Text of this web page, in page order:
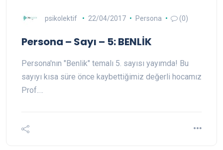
psikolektif 22/04/2017 Persona (0)
Persona – Sayı – 5: BENLİK
Persona'nın "Benlik" temalı 5. sayısı yayımda! Bu
sayıyı kısa süre önce kaybettiğimiz değerli hocamız
Prof.…